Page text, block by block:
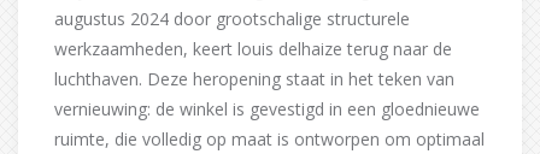
augustus 2024 door grootschalige structurele
werkzaamheden, keert louis delhaize terug naar de
luchthaven. Deze heropening staat in het teken van
vernieuwing: de winkel is gevestigd in een gloednieuwe
ruimte, die volledig op maat is ontworpen om optimaal